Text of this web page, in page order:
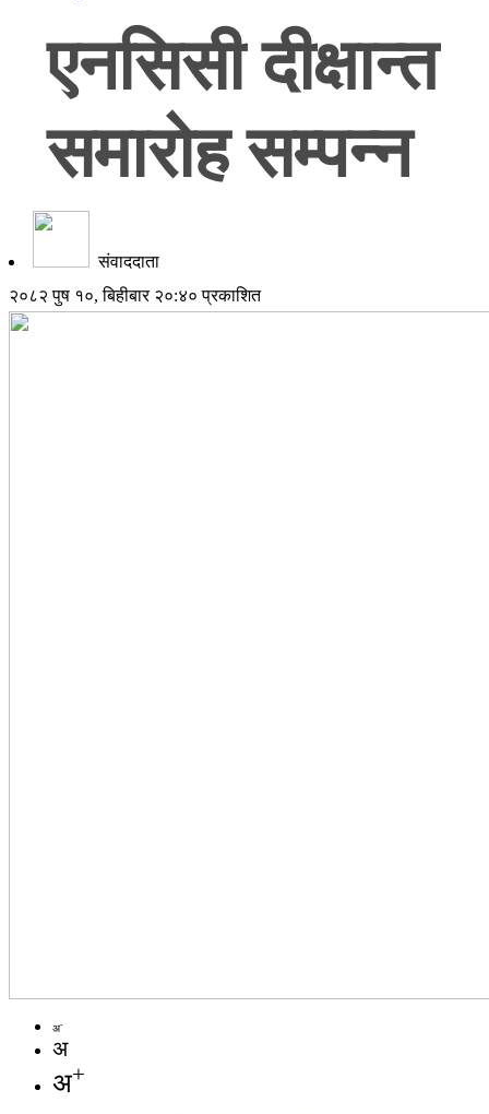
एनसिसी दीक्षान्त
समारोह सम्पन्न
संवाददाता
२०८२ पुष १०, बिहीबार २०:४० प्रकाशित
अ-
अ
अ+